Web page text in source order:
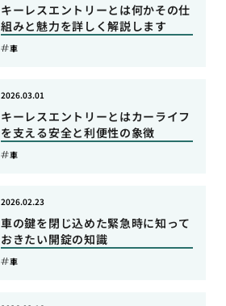
キーレスエントリーとは何かその仕
組みと魅力を詳しく解説します
車
キーレスエントリーとはカーライフ
を支える安全と利便性の象徴
2026.03.01
車
車の鍵を閉じ込めた緊急時に知って
おきたい開錠の知識
2026.02.23
車